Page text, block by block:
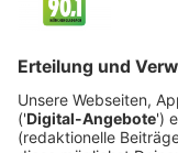
Veröffentlicht:
Anzeige
Die neue Single